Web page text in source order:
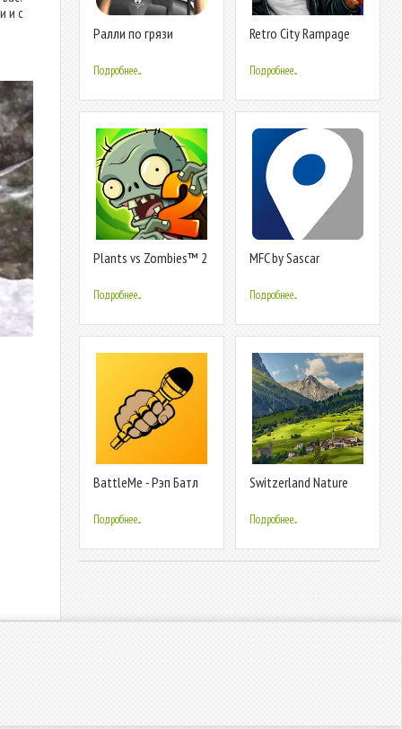
и с
Ралли по грязи
Подробнее...
Retro City Rampage
Подробнее...
Plants vs Zombies™ 2
Подробнее...
MFC by Sascar
Подробнее...
BattleMe - Рэп Батл
Записи
Подробнее...
Switzerland Nature
Подробнее...